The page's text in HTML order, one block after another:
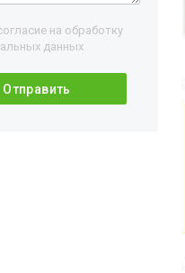
на обработку
данных